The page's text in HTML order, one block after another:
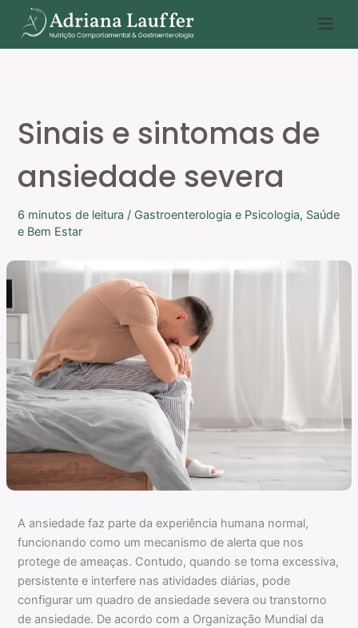
para
o
Sinais e sintomas de
ansiedade severa
6 minutos de leitura / Gastroenterologia e Psicologia, Saúde
e Bem Estar
A ansiedade faz parte da experiência humana normal,
funcionando como um mecanismo de alerta que nos
protege de ameaças. Contudo, quando se torna excessiva,
persistente e interfere nas atividades diárias, pode
configurar um quadro de ansiedade severa ou transtorno
de ansiedade. De acordo com a Organização Mundial da
e
i
a